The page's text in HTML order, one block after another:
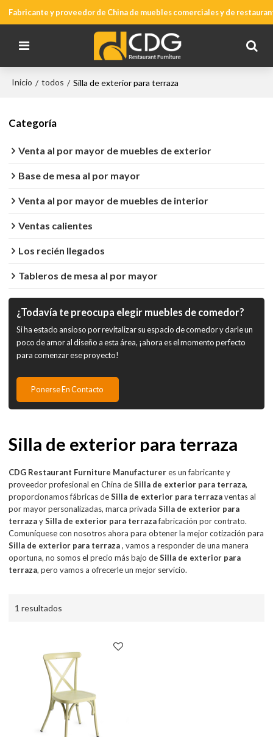
Fabricante y proveedor de China de muebles comerciales y de
Inicio / todos / Silla de exterior para terraza
Categoría
Venta al por mayor de muebles de exterior
Base de mesa al por mayor
Venta al por mayor de muebles de interior
Ventas calientes
Los recién llegados
Tableros de mesa al por mayor
¿Todavía te preocupa elegir muebles de comedor?
Si ha estado ansioso por revitalizar su espacio de comedor y darle un
poco de amor al diseño a esta área, ¡ahora es el momento perfecto
para comenzar ese proyecto!
Ponerse En Contacto
Silla de exterior para terraza
CDG Restaurant Furniture Manufactureres un fabricante y
proveedor profesional en China deSilla de exterior para terraza,
proporcionamos fábricas deSilla de exterior para terrazaventas al
por mayor personalizadas, marca privadaSilla de exterior para
terrazaySilla de exterior para terrazafabricación por contrato.
Comuníquese con nosotros ahora para obtener la mejor cotización para
Silla de exterior para terraza, vamos a responder de una manera
oportuna, no somos el precio más bajo deSilla de exterior para
terraza, pero vamos a ofrecerle un mejor servicio.
1 resultados